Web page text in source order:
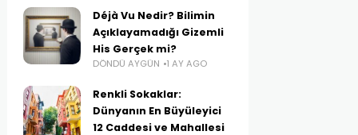
Déjà Vu Nedir? Bilimin
Açıklayamadığı Gizemli
His Gerçek mi?
DÖNDÜ AYGÜN 1 AY AGO
Renkli Sokaklar:
Dünyanın En Büyüleyici
12 Caddesi ve Mahallesi